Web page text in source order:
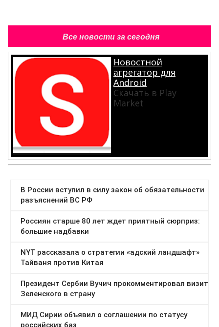
Все новости за сегодня
Новостной
агрегатор для
Android
Скачать в Play
Market